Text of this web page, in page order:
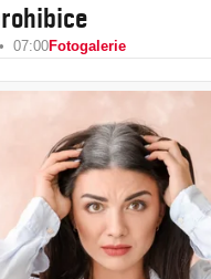
07:00Fotogalerie